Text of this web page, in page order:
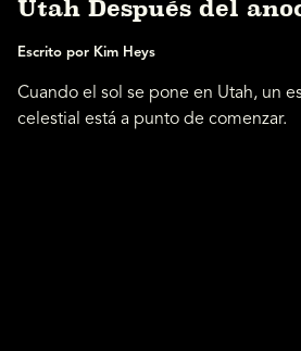
Utah Después del
Escrito por Kim Heys
Cuando el sol se pone en Utah, un
celestial está a punto de comenzar.